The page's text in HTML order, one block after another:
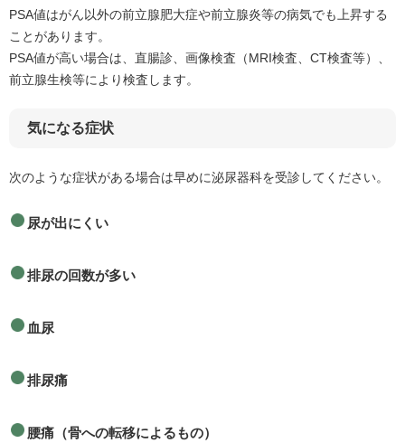
PSA値はがん以外の前立腺肥大症や前立腺炎等の病気でも上昇する
ことがあります。
PSA値が高い場合は、直腸診、画像検査（MRI検査、CT検査等）、
前立腺生検等により検査します。
気になる症状
次のような症状がある場合は早めに泌尿器科を受診してください。
​尿が出にくい
排尿の回数が多い
血尿
排尿痛
腰痛（骨への転移によるもの）